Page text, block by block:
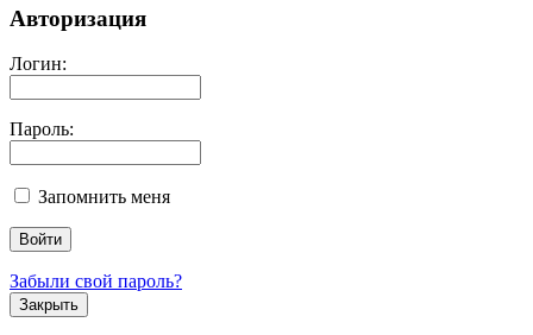
Авторизация
Логин:
Пароль:
Запомнить меня
Забыли свой пароль?
Закрыть